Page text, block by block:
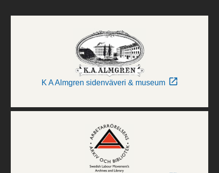
K A Almgren sidenväveri & museum